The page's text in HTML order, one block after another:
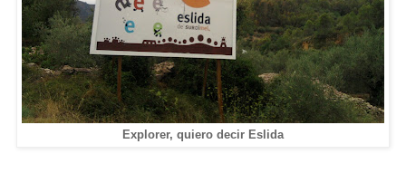
Explorer, quiero decir Eslida